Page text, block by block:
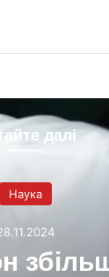
далі
Наука